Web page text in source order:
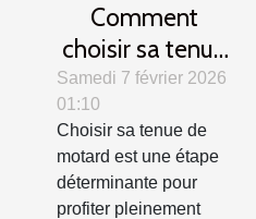
Comment
choisir sa tenue
de motard pour
allier confort et
sécurité ?
Samedi 7 février 2026
01:10
Choisir sa tenue de
motard est une étape
déterminante pour
profiter pleinement